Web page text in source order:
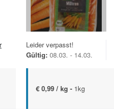
Leider verpasst!
Gültig: 08.03. - 14.03.
€ 0,99 / kg - 1kg